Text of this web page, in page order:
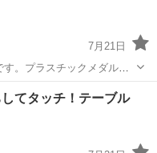
7月21日
。プラスチックメダルの
てタッチ！テーブル